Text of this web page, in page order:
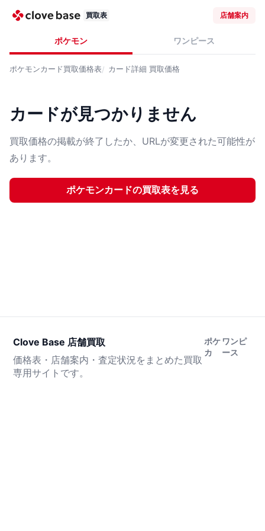
買取表 店舗案内
ポケモン ワンピース
ポケモンカード買取価格表 カード詳細 買取価格
カードが見つかりません
買取価格の掲載が終了したか、URLが変更された可能性が
あります。
ポケモンカードの買取表を見る
Clove Base 店舗買取
価格表・店舗案内・査定状況をまとめた買取
専用サイトです。
ポケ
カ
ワンピ
ース